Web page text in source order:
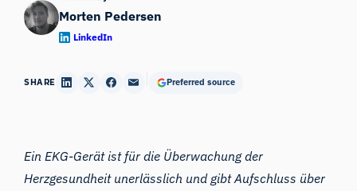
Morten Pedersen
LinkedIn
SHARE Preferred source
Ein EKG-Gerät ist für die Überwachung der
Herzgesundheit unerlässlich und gibt Aufschluss über